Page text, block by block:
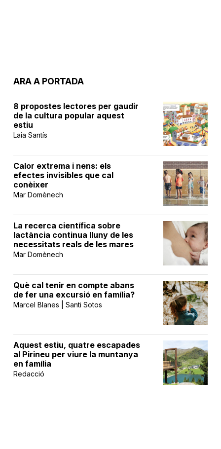
ARA A PORTADA
8 propostes lectores per gaudir
de la cultura popular aquest
estiu
Laia Santís
Calor extrema i nens: els
efectes invisibles que cal
conèixer
Mar Domènech
La recerca científica sobre
lactància continua lluny de les
necessitats reals de les mares
Mar Domènech
Què cal tenir en compte abans
de fer una excursió en família?
Marcel Blanes | Santi Sotos
Aquest estiu, quatre escapades
al Pirineu per viure la muntanya
en família
Redacció